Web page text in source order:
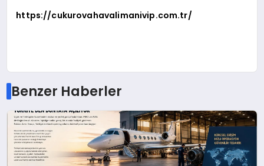
https://cukurovahavalimanivip.com.tr/
Benzer Haberler